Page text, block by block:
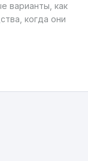
варианты, как
когда они